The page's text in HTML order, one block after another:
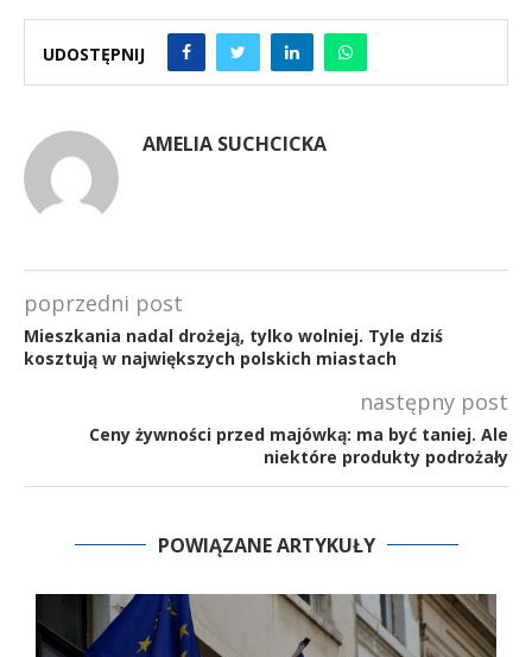
UDOSTĘPNIJ
AMELIA SUCHCICKA
poprzedni post
Mieszkania nadal drożeją, tylko wolniej. Tyle dziś
kosztują w największych polskich miastach
następny post
Ceny żywności przed majówką: ma być taniej. Ale
niektóre produkty podrożały
POWIĄZANE ARTYKUŁY